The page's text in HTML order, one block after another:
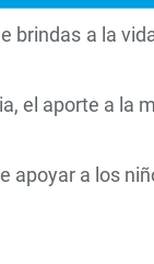
brindas a la
el aporte a la
a los